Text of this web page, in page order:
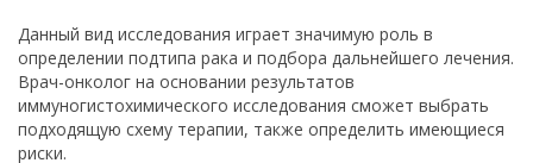
Данный вид исследования играет значимую роль в
определении подтипа рака и подбора дальнейшего лечения.
Врач-онколог на основании результатов
иммуногистохимического исследования сможет выбрать
подходящую схему терапии, также определить имеющиеся
риски.